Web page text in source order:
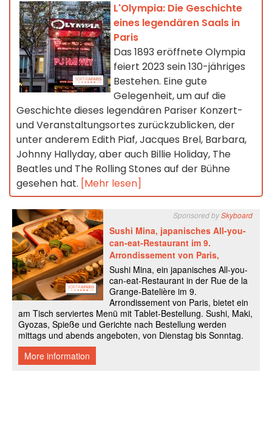
L'Olympia: Die Geschichte
eines legendären Saals in
Paris
Das 1893 eröffnete Olympia
feiert 2023 sein 130-jähriges
Bestehen. Eine gute
Gelegenheit, um auf die
Geschichte dieses legendären Pariser Konzert-
und Veranstaltungsortes zurückzublicken, der
unter anderem Edith Piaf, Jacques Brel, Barbara,
Johnny Hallyday, aber auch Billie Holiday, The
Beatles und The Rolling Stones auf der Bühne
gesehen hat. [Mehr lesen]